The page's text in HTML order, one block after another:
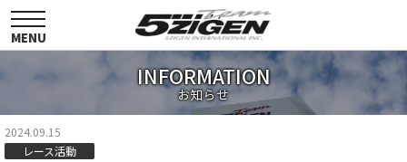
toggle
navigation
MENU
INFORMATION
お知らせ
2024.09.15
レース活動